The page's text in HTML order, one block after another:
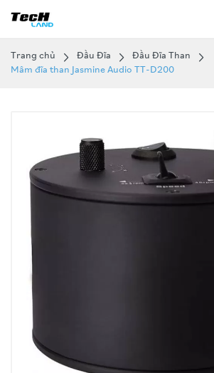
Trang chủ Đầu Đĩa
Đầu Đĩa Than
Mâm đĩa than Jasmine Audio TT-D200